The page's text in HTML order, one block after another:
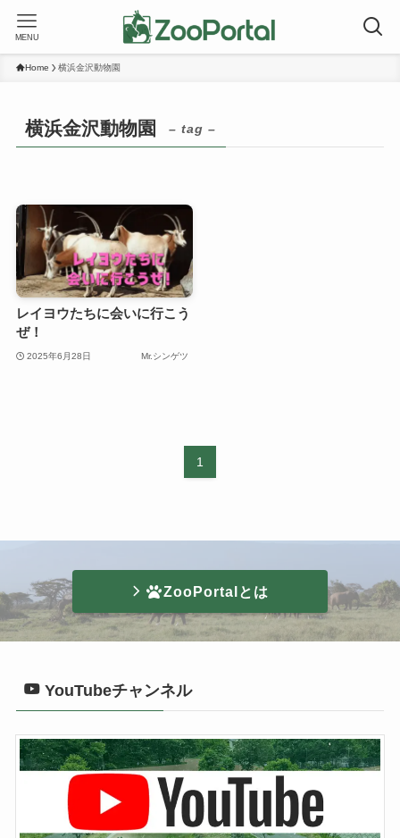
MENU
Home 横浜金沢動物園
横浜金沢動物園 – tag –
レイヨウたちに会いに行こう
ぜ！
2025年6月28日 Mr.シンゲツ
1
ZooPortalとは
YouTubeチャンネル